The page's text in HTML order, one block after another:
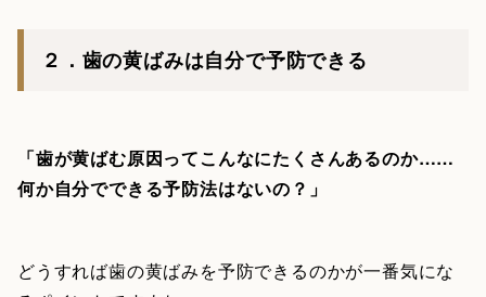
２．歯の黄ばみは自分で予防できる
「歯が黄ばむ原因ってこんなにたくさんあるのか……
何か自分でできる予防法はないの？」
どうすれば歯の黄ばみを予防できるのかが一番気にな